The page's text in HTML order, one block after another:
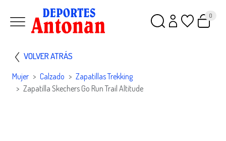
0
VOLVER ATRÁS
Mujer Calzado
Zapatillas Trekking
Zapatilla Skechers Go Run Trail Altitude